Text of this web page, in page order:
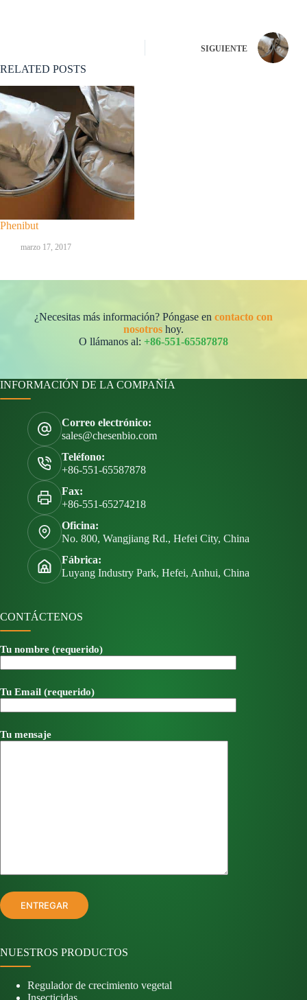
SIGUIENTE
RELATED POSTS
Phenibut
marzo 17, 2017
¿Necesitas más información? Póngase en contacto con
nosotros hoy.
O llámanos al: +86-551-65587878
INFORMACIÓN DE LA COMPAÑÍA
Correo electrónico:
sales@chesenbio.com
Teléfono:
+86-551-65587878
Fax:
+86-551-65274218
Oficina:
No. 800, Wangjiang Rd., Hefei City, China
Fábrica:
Luyang Industry Park, Hefei, Anhui, China
CONTÁCTENOS
Tu nombre (requerido)
Tu Email (requerido)
Tu mensaje
NUESTROS PRODUCTOS
Regulador de crecimiento vegetal